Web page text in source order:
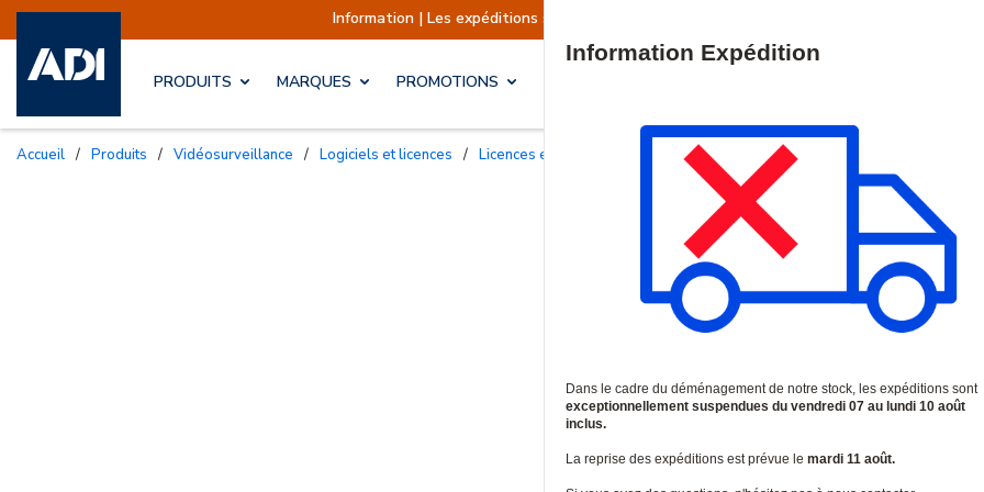
Information | Les expéditions sont actuellement suspendues Reprise prévue le mardi 11
PRODUITS MARQUES PROMOTIONS
Accueil / Produits / Vidéosurveillance / Logiciels et licences / Licences et garanties